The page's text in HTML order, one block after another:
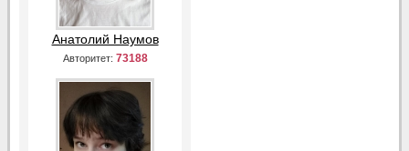
Анатолий Наумов
Авторитет: 73188